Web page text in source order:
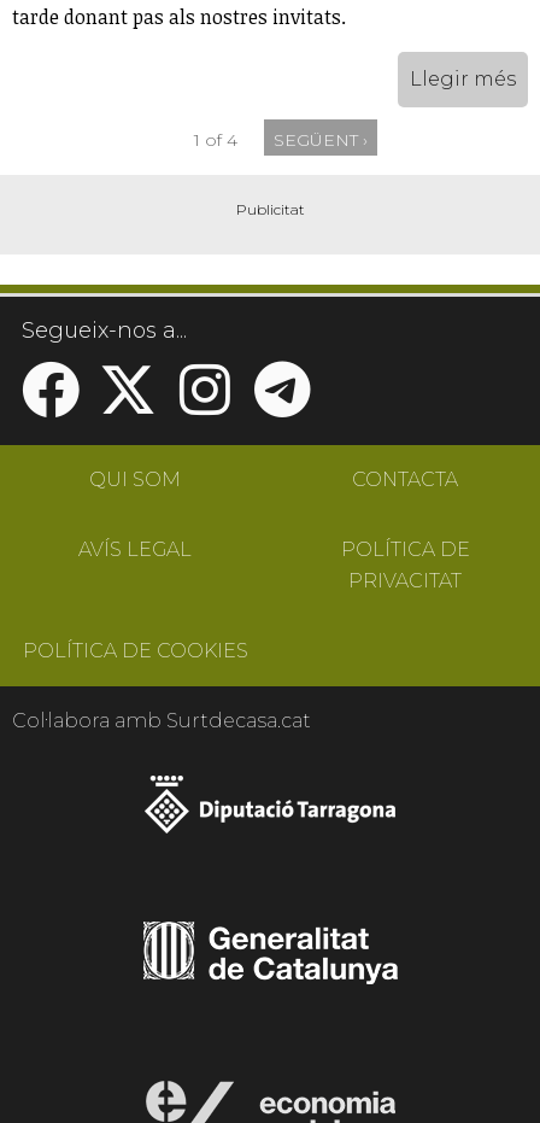
tarde donant pas als nostres invitats.
Llegir més
1 of 4 SEGÜENT ›
Segueix-nos a...
QUI SOM CONTACTA
AVÍS LEGAL
POLÍTICA DE
PRIVACITAT
POLÍTICA DE COOKIES
Col·labora amb Surtdecasa.cat